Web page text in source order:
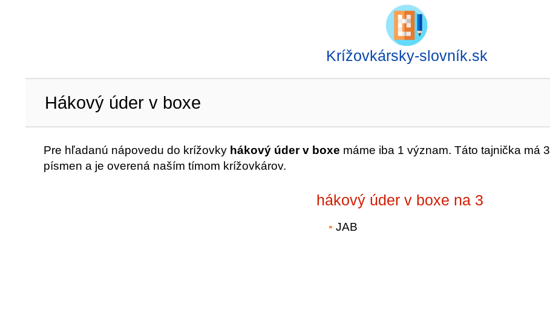
Krížovkársky-slovník.sk
Hákový úder v boxe
Pre hľadanú nápovedu do krížovky hákový úder v boxe máme iba 1 význam. Táto tajnička má 3
písmen a je overená naším tímom krížovkárov.
hákový úder v boxe na 3
JAB